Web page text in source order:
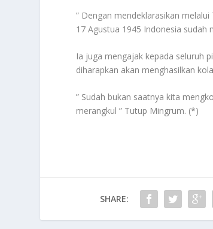
” Dengan mendeklarasikan
17 Agustua 1945 Indonesia sudah
Ia juga mengajak kepada seluruh
diharapkan akan menghasilkan
” Sudah bukan saatnya kita
merangkul ” Tutup Mingrum. (*)
SHARE: